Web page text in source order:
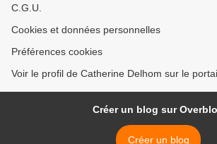
C.G.U.
Cookies et données personnelles
Préférences cookies
Voir le profil de Catherine Delhom sur le
Créer un blog sur
Créer un blog